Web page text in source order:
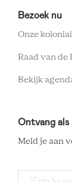
Bezoek nu
Onze
Raad van de
Bekijk
Ontvang
Meld je aan